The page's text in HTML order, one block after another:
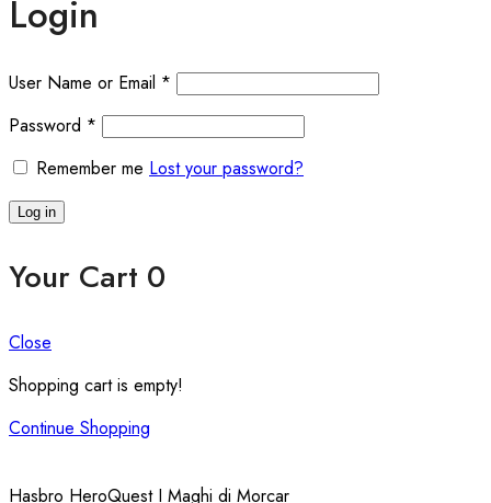
Login
User Name or Email *
Password *
Remember me Lost your password?
Log in
Your Cart 0
Close
Shopping cart is empty!
Continue Shopping
Hasbro HeroQuest I Maghi di Morcar